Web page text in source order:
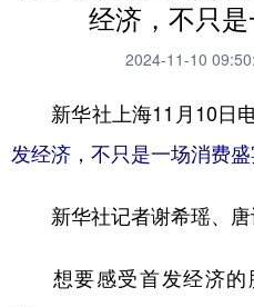
财经
科技 科创
文化 书画
访谈 视频
经济，不只
2024-11-10
新华社上海11月10日
发经济，不只是一场消费盛
新华社记者谢希瑶、唐
想要感受首发经济的